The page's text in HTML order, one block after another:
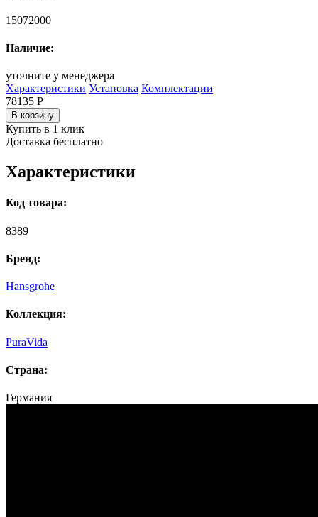
15072000
Наличие:
уточните у менеджера
Характеристики Установка Комплектации
78135 Р
В корзину
Купить в 1 клик
Доставка бесплатно
Характеристики
Код товара:
8389
Бренд:
Hansgrohe
Коллекция:
PuraVida
Страна:
Германия